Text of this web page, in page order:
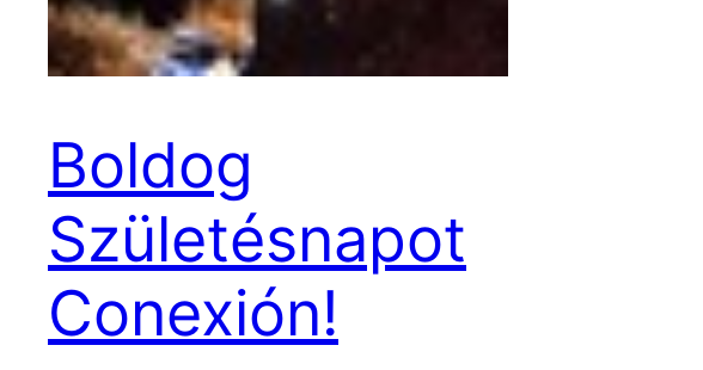
Boldog
Születésnapot
Conexión!